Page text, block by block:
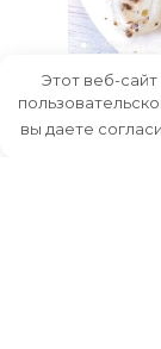
Шашлык
Этот веб-
вы даете